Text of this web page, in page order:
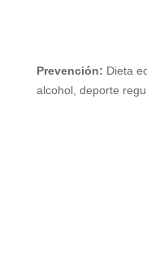
Prevención: Dieta
alcohol, deporte